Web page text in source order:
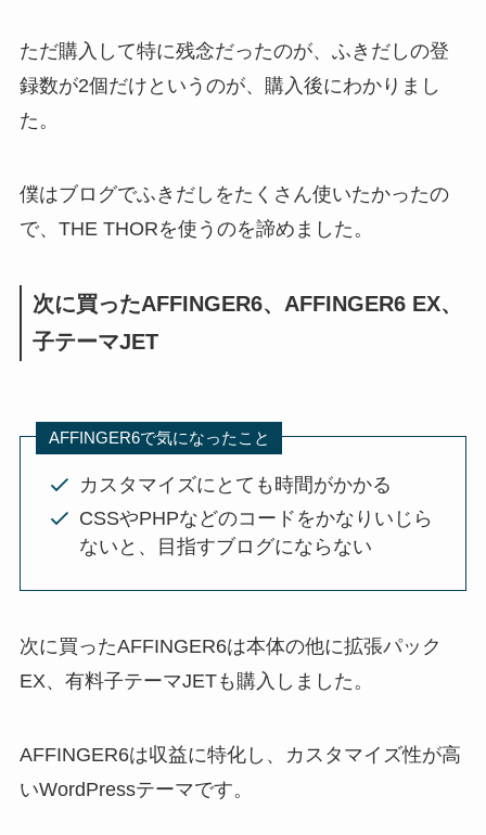
ただ購入して特に残念だったのが、ふきだしの登
録数が2個だけというのが、購入後にわかりまし
た。
僕はブログでふきだしをたくさん使いたかったの
で、THE THORを使うのを諦めました。
次に買ったAFFINGER6、AFFINGER6 EX、
子テーマJET
AFFINGER6で気になったこと
カスタマイズにとても時間がかかる
CSSやPHPなどのコードをかなりいじら
ないと、目指すブログにならない
次に買ったAFFINGER6は本体の他に拡張パック
EX、有料子テーマJETも購入しました。
AFFINGER6は収益に特化し、カスタマイズ性が高
いWordPressテーマです。